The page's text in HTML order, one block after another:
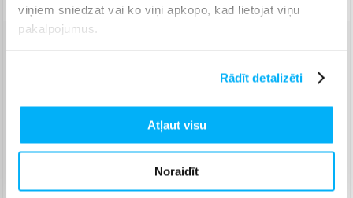
viņiem sniedzat vai ko viņi apkopo, kad lietojat viņu
pakalpojumus.
Rādīt detalizēti
Atļaut visu
Noraidīt
Augusts 11d. - Augusts 13d.
Omniva pakomāts (3,99 €)
Augusts 11d. - Augusts 13d.
Smartposti pakomāts (2,99 €)